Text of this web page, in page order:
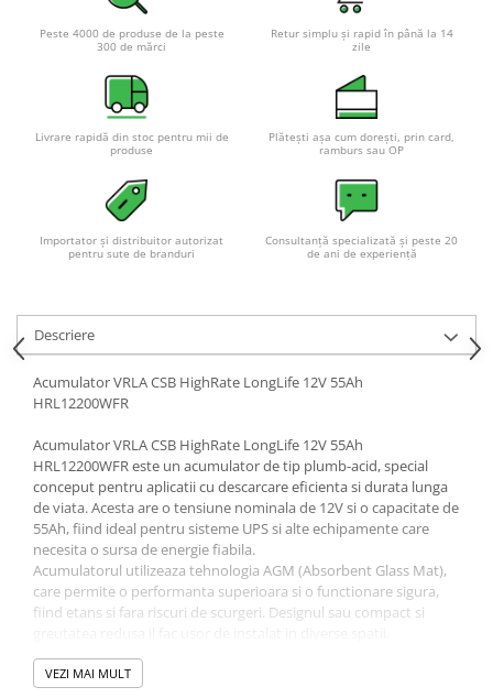
Peste 4000 de produse de la peste
300 de mărci
Retur simplu și rapid în până la 14
zile
Livrare rapidă din stoc pentru mii de
produse
Plătești așa cum dorești, prin card,
ramburs sau OP
Importator și distribuitor autorizat
pentru sute de branduri
Consultanță specializată și peste 20
de ani de experiență
Descriere
Acumulator VRLA CSB HighRate LongLife 12V 55Ah
HRL12200WFR
Acumulator VRLA CSB HighRate LongLife 12V 55Ah
HRL12200WFR este un acumulator de tip plumb-acid, special
conceput pentru aplicatii cu descarcare eficienta si durata lunga
de viata. Acesta are o tensiune nominala de 12V si o capacitate de
55Ah, fiind ideal pentru sisteme UPS si alte echipamente care
necesita o sursa de energie fiabila.
Acumulatorul utilizeaza tehnologia AGM (Absorbent Glass Mat),
care permite o performanta superioara si o functionare sigura,
fiind etans si fara riscuri de scurgeri. Designul sau compact si
Durata de viata a acestui acumulator este de pana la 5-10 ani in
conditii de utilizare normala, iar rata de auto-descărcare este
VEZI MAI MULT